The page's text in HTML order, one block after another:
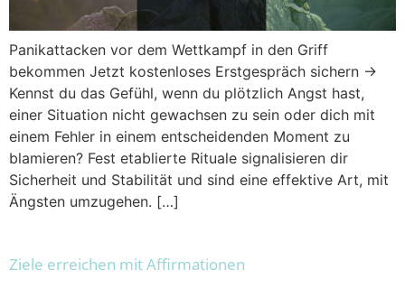
Panikattacken vor dem Wettkampf in den Griff
bekommen Jetzt kostenloses Erstgespräch sichern →
Kennst du das Gefühl, wenn du plötzlich Angst hast,
einer Situation nicht gewachsen zu sein oder dich mit
einem Fehler in einem entscheidenden Moment zu
blamieren? Fest etablierte Rituale signalisieren dir
Sicherheit und Stabilität und sind eine effektive Art, mit
Ängsten umzugehen. […]
Ziele erreichen mit Affirmationen